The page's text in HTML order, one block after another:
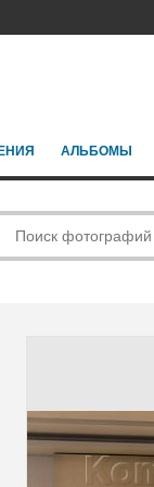
АЛЬБОМЫ